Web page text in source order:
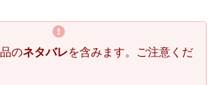
のネタバレを含みます。ご注意くだ